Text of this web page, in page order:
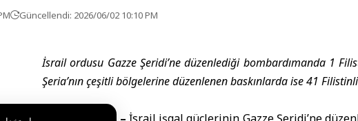
Güncellendi: 2026/06/02 10:10 PM
İsrail ordusu Gazze Şeridi’ne düzenlediği bombardımanda 1
Şeria’nın çeşitli bölgelerine düzenlenen baskınlarda ise 41 Filistinli